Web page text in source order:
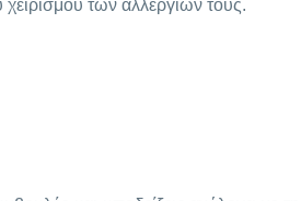
των αλλεργιών τους.